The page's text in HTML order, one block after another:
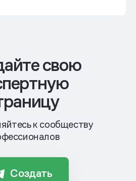
свою
к сообществу
Создать